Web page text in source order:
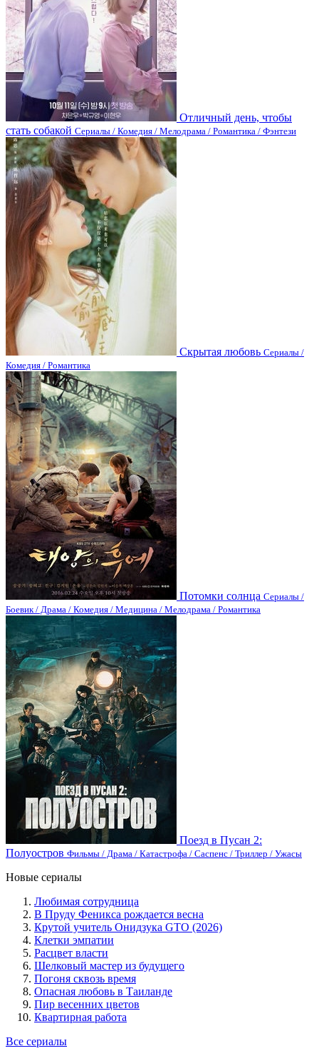
Отличный день, чтобы
стать собакой Сериалы / Комедия / Мелодрама / Романтика / Фэнтези
Скрытая любовь Сериалы /
Комедия / Романтика
Потомки солнца Сериалы /
Боевик / Драма / Комедия / Медицина / Мелодрама / Романтика
Поезд в Пусан 2:
Полуостров Фильмы / Драма / Катастрофа / Саспенс / Триллер / Ужасы
Новые сериалы
Любимая сотрудница
В Пруду Феникса рождается весна
Крутой учитель Онидзука GTO (2026)
Клетки эмпатии
Расцвет власти
Шелковый мастер из будущего
Погоня сквозь время
Опасная любовь в Таиланде
Пир весенних цветов
Квартирная работа
Все сериалы